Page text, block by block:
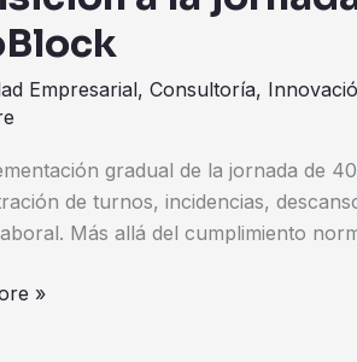
Empresarial, Consultoría,
gradual de la jornada de
de turnos, incidencias,
Más allá del cumplimiento
»